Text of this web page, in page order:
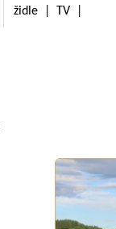
židle | TV |